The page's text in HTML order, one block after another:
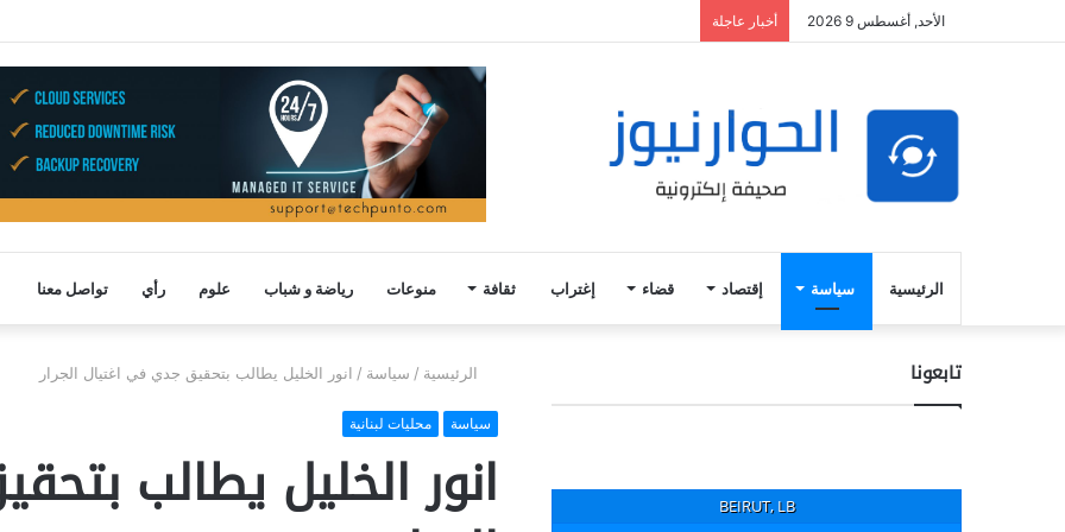
الأحد, أغسطس 9 2026 أخبار عاجلة
الرئيسية سياسة إقتصاد قضاء إغتراب ثقافة منوعات رياضة و شباب علوم رأي تواصل معنا
الرئيسية / سياسة / انور الخليل يطالب بتحقيق جدي في اغتيال الجرار
سياسة محليات لبنانية
انور الخليل يطالب
تابعونا
BEIRUT, LB